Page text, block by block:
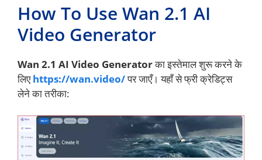
How To Use Wan 2.1 AI
Video Generator
Wan 2.1 AI Video Generatorका इस्तेमाल शुरू करने के
लिएhttps://wan.video/पर जाएँ। यहाँ से फ्री क्रेडिट्स
लेने का तरीका: